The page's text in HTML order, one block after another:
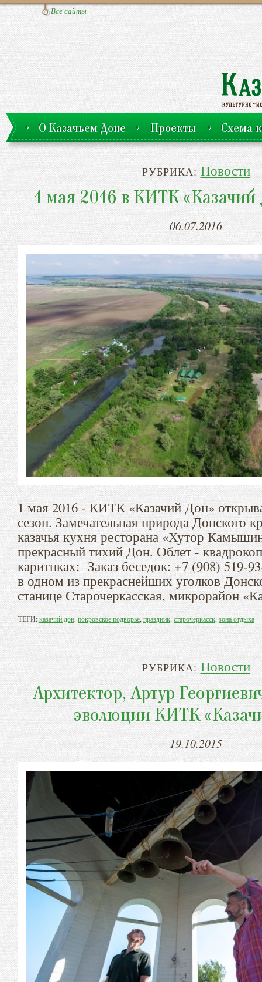
О Казачьем Доне Проекты Схема
РУБРИКА: Новости
1 мая 2016 в КИТК «Казачий
06.07.2016
1 мая 2016 - КИТК «Казачий Дон»
сезон. Замечательная природа Донского
казачья кухня ресторана «Хутор
прекрасный тихий Дон. Облет -
каритнках: Заказ беседок: +7 (908) 519-
в одном из прекраснейших уголков
станице Старочеркасская, микрорайон
ТЕГИ:казачий дон,покровское подворье ,праздник,старочеркасск, зона отдыха
РУБРИКА: Новости
Архитектор, Артур
эволюции КИТК
19.10.2015
Все сайты